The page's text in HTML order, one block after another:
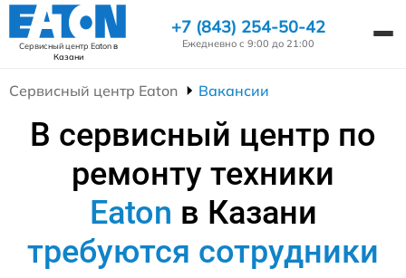
Сервисный центр Eatonв
Казани
+7 (843) 254-50-42
Ежедневно с 9:00 до 21:00
Сервисный центр Eaton Вакансии
В сервисный центр по
ремонту техники
Eaton в Казани
требуются сотрудники